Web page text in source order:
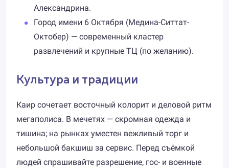
Александрина.
Город имени 6 Октября (Медина-Ситтат-
Октобер) — современный кластер
развлечений и крупные ТЦ (по желанию).
Культура и традиции
Каир сочетает восточный колорит и деловой ритм
мегаполиса. В мечетях — скромная одежда и
тишина; на рынках уместен вежливый торг и
небольшой бакшиш за сервис. Перед съёмкой
людей спрашивайте разрешение, гос- и военные